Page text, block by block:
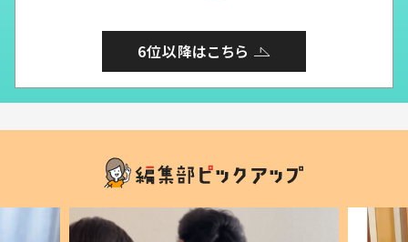
6位以降はこちら